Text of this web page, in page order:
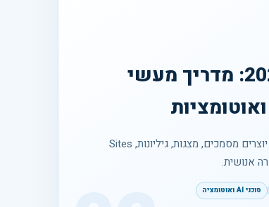
ChatGPT Work ב-2026: מדריך מעשי
מה ההבדל בין Chat, Work ו-Codex, ואיך יוצרים מסמכים, מצגות, גיליונות, Sites
אנושית.
סוכני AI ואוטומציה